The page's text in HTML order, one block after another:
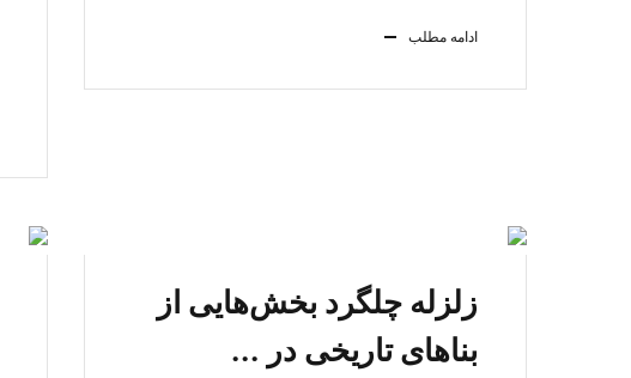
ادامه مطلب
زلزله چلگرد بخش‌هایی از
بناهای تاریخی در ...